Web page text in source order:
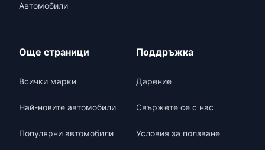
Автомобили
Още страници
Всички марки
Най-новите автомобили
Популярни автомобили
Поддръжка
Дарение
Свържете се с нас
Условия за ползване